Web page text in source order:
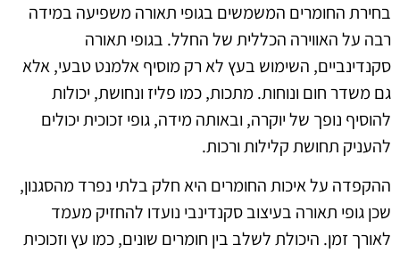
בחירת החומרים המשמשים בגופי תאורה משפיעה במידה
רבה על האווירה הכללית של החלל. בגופי תאורה
סקנדינביים, השימוש בעץ לא רק מוסיף אלמנט טבעי, אלא
גם משדר חום ונוחות. מתכות, כמו פליז ונחושת, יכולות
להוסיף נופך של יוקרה, ובאותה מידה, גופי זכוכית יכולים
להעניק תחושת קלילות ורכות.
ההקפדה על איכות החומרים היא חלק בלתי נפרד מהסגנון,
שכן גופי תאורה בעיצוב סקנדינבי נועדו להחזיק מעמד
לאורך זמן. היכולת לשלב בין חומרים שונים, כמו עץ וזכוכית